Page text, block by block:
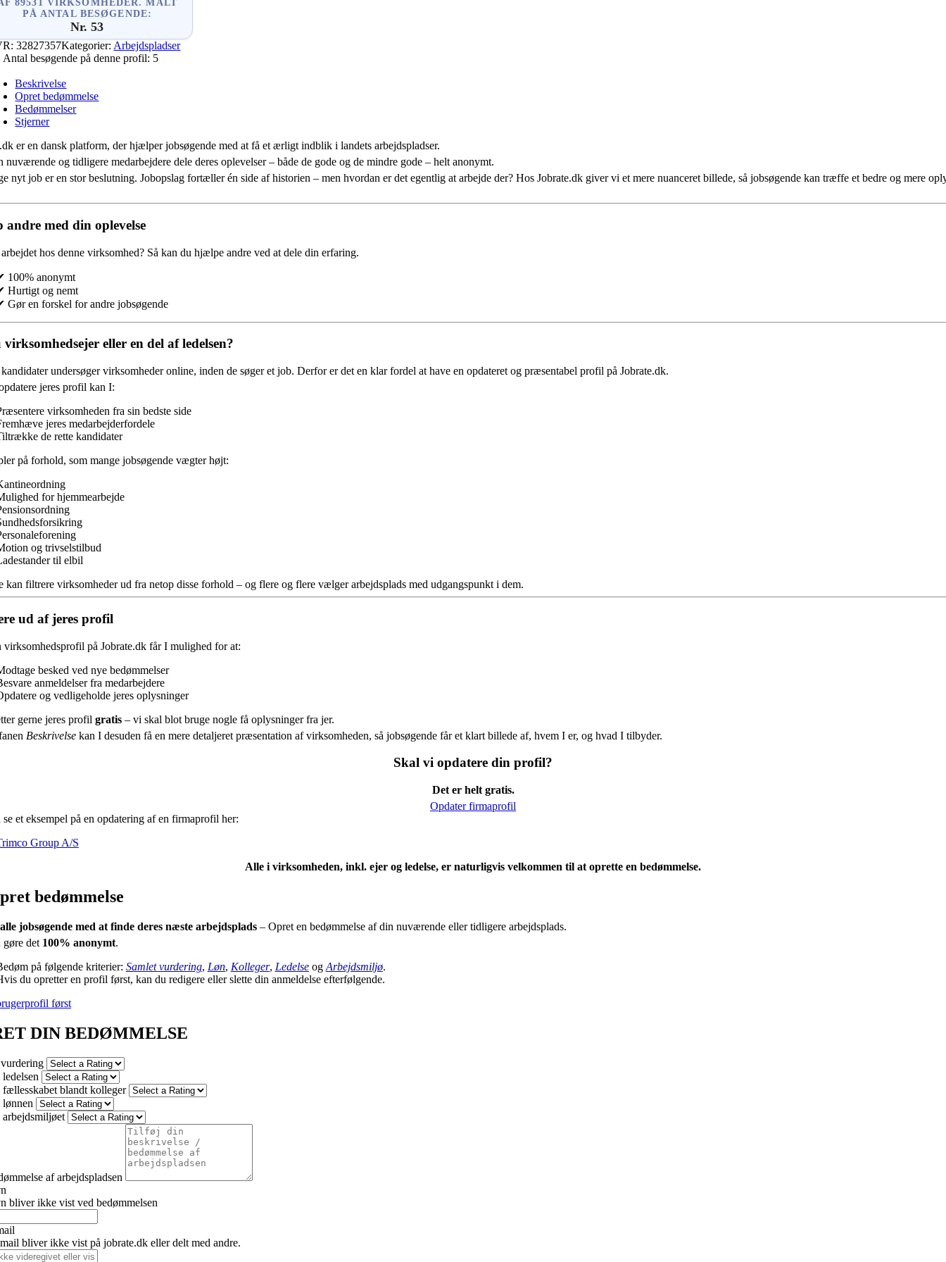
89531 VIRKSOMHEDER. MÅLT
PÅ ANTAL BESØGENDE:
Nr. 53
32827357Kategorier: Arbejdspladser
Antal besøgende på denne profil: 5
Beskrivelse
Opret bedømmelse
Bedømmelser
Stjerner
er en dansk platform, der hjælper jobsøgende med at få et ærligt indblik i landets arbejdspladser.
nuværende og tidligere medarbejdere dele deres oplevelser – både de gode og de mindre gode – helt anonymt.
nyt job er en stor beslutning. Jobopslag fortæller én side af historien – men hvordan er det egentlig at arbejde der? Hos Jobrate.dk giver vi et mere nuanceret billede, så jobsøgende kan træffe et bedre og mere
med din oplevelse
hos denne virksomhed?Så kan du hjælpe andre ved at dele din erfaring.
100% anonymt
Hurtigt og nemt
Gør en forskel for andre jobsøgende
eller en del af ledelsen?
undersøger virksomheder online, inden de søger et job. Derfor er det en klar fordel at have en opdateret og præsentabel profil på Jobrate.dk.
jeres profil kan I:
virksomheden fra sin bedste side
jeres medarbejderfordele
de rette kandidater
på forhold, som mange jobsøgende vægter højt:
for hjemmearbejde
og trivselstilbud
til elbil
kan filtrere virksomheder ud fra netop disse forhold – og flere og flere vælger arbejdsplads med udgangspunkt i dem.
ud af jeres profil
virksomhedsprofil på Jobrate.dk får I mulighed for at:
besked ved nye bedømmelser
anmeldelser fra medarbejdere
og vedligeholde jeres oplysninger
gerne jeres profil gratis– vi skal blot bruge nogle få oplysninger fra jer.
Beskrivelsekan I desuden få en mere detaljeret præsentation af virksomheden, så jobsøgende får et klart billede af, hvem I er, og hvad I tilbyder.
Skal vi opdatere din profil?
Det er helt gratis.
Opdater firmaprofil
et eksempel på en opdatering af en firmaprofil her:
Group A/S
Alle i virksomheden, inkl. ejer og ledelse, er naturligvis velkommen til at oprette en bedømmelse.
bedømmelse
jobsøgende med at finde deres næste arbejdsplads– Opret en bedømmelse af din nuværende eller tidligere arbejdsplads.
det100% anonymt.
på følgende kriterier: Samlet vurdering, Løn, Kolleger, Ledelseog Arbejdsmiljø.
du opretter en profil først, kan du redigere eller slette din anmeldelse efterfølgende.
først
DIN BEDØMMELSE
fællesskabet blandt kolleger
af arbejdspladsen
bliver ikke vist ved bedømmelsen
bliver ikke vist på jobrate.dk eller delt med andre.